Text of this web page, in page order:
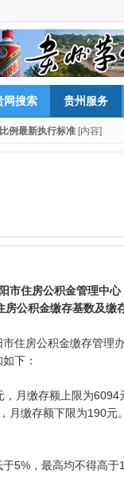
网搜索 贵州服务
例最新执行标准 [内容]
市住房公积金管理中心
房公积金缴存基数及缴
住房公积金缴存管理
下：
月缴存额上限为6094
月缴存额下限为190元
5%，最高均不得高于